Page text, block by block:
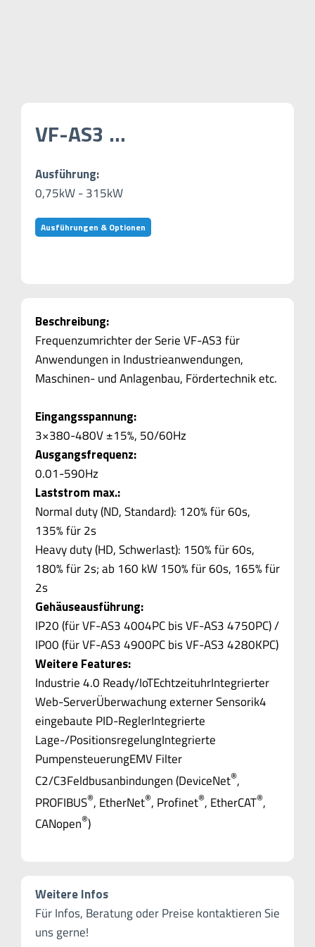
VF-AS3 …
Ausführung:
0,75kW - 315kW
Ausführungen & Optionen
Beschreibung:
Frequenzumrichter der Serie VF-AS3 für
Anwendungen in Industrieanwendungen,
Maschinen- und Anlagenbau, Fördertechnik etc.
Eingangsspannung:
3×380-480V ±15%, 50/60Hz
Ausgangsfrequenz:
0.01-590Hz
Laststrom max.:
Normal duty (ND, Standard): 120% für 60s,
135% für 2s
Heavy duty (HD, Schwerlast): 150% für 60s,
180% für 2s; ab 160 kW 150% für 60s, 165% für
2s
Gehäuseausführung:
IP20 (für VF-AS3 4004PC bis VF-AS3 4750PC) /
IP00 (für VF-AS3 4900PC bis VF-AS3 4280KPC)
Weitere Features:
Industrie 4.0 Ready/IoTEchtzeituhrIntegrierter
Web-ServerÜberwachung externer Sensorik4
eingebaute PID-ReglerIntegrierte
Lage-/PositionsregelungIntegrierte
PumpensteuerungEMV Filter
C2/C3Feldbusanbindungen (DeviceNet®,
PROFIBUS®, EtherNet®, Profinet®, EtherCAT®,
CANopen®)
Weitere Infos
Für Infos, Beratung oder Preise kontaktieren Sie
uns gerne!